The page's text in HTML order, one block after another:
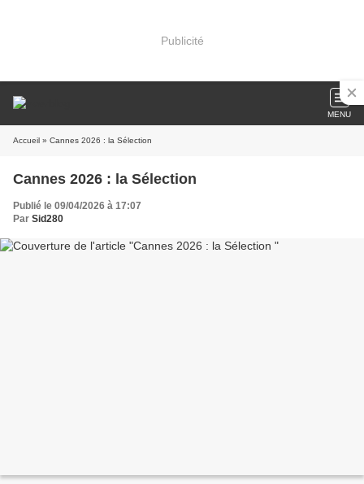
Publicité
MENU
Accueil » Cannes 2026 : la Sélection
Cannes 2026 : la Sélection
Publié le 09/04/2026 à 17:07
Par Sid280